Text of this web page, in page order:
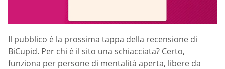
Il pubblico è la prossima tappa della recensione di
BiCupid. Per chi è il sito una schiacciata? Certo,
funziona per persone di mentalità aperta, libere da